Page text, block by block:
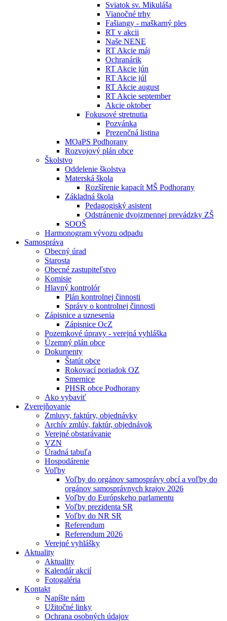
Sviatok sv. Mikuláša
Vianočné trhy
Fašiangy - maškarný ples
RT v akcii
Naše NENE
RT Akcie máj
Ochranárik
RT Akcie jún
RT Akcie júl
RT Akcie august
RT Akcie september
Akcie oktober
Fokusové stretnutia
Pozvánka
Prezenčná listina
MOaPS Podhorany
Rozvojový plán obce
Školstvo
Oddelenie školstva
Materská škola
Rozšírenie kapacít MŠ Podhorany
Základná škola
Pedagogiský asistent
Odstránenie dvojzmennej prevádzky ZŠ
SOOŠ
Harmonogram vývozu odpadu
Samospráva
Obecný úrad
Starosta
Obecné zastupiteľstvo
Komisie
Hlavný kontrolór
Plán kontrolnej činnosti
Správy o kontrolnej činnosti
Zápisnice a uznesenia
Zápisnice OcZ
Pozemkové úpravy - verejná vyhláška
Územný plán obce
Dokumenty
Štatút obce
Rokovací poriadok OZ
Smernice
PHSR obce Podhorany
Ako vybaviť
Zverejňovanie
Zmluvy, faktúry, objednávky
Archív zmlúv, faktúr, objednávok
Verejné obstarávanie
VZN
Úradná tabuľa
Hospodárenie
Voľby
Voľby do orgánov samosprávy obcí a voľby do
orgánov samosprávnych krajov 2026
Voľby do Európskeho parlamentu
Voľby prezidenta SR
Voľby do NR SR
Referendum
Referendum 2026
Verejné vyhlášky
Aktuality
Aktuality
Kalendár akcií
Fotogaléria
Kontakt
Napíšte nám
Užitočné linky
Ochrana osobných údajov